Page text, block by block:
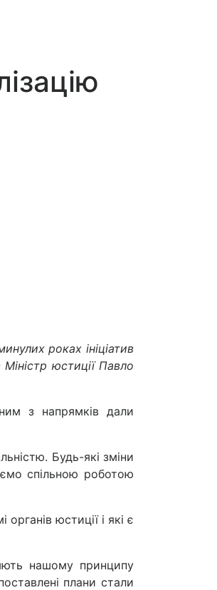
роках ініціатив
юстиції Павло
з напрямків дали
Будь-які зміни
спільною роботою
юстиції і які є
нашому принципу
плани стали